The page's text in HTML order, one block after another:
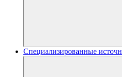
Специализированные